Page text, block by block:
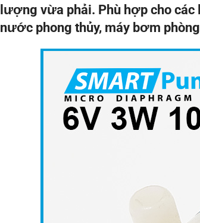
lượng vừa phải. Phù hợp cho
nước phong thủy, máy bơm